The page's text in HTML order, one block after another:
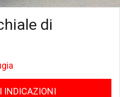
di
INDICAZIONI